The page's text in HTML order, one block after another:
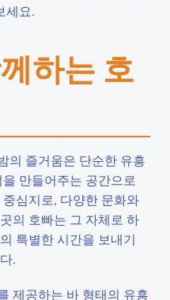
세요.
하는 호
의 즐거움은 단순한 유흥
만들어주는 공간으로
심지로, 다양한 문화와
의 호빠는 그 자체로 하
특별한 시간을 보내기
.
제공하는 바 형태의 유흥